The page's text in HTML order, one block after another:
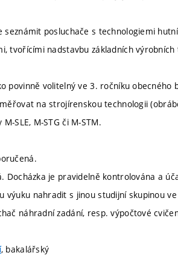
posluchače s technologiemi
tvořícími nadstavbu základních
povinně volitelný ve 3. ročníku obecného
na strojírenskou technologii
SLE, M-STG či M-STM.
Docházka je pravidelně kontrolována a
výuku nahradit s jinou studijní skupinou
náhradní zadání, resp. výpočtové
, bakalářský